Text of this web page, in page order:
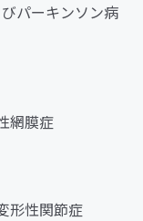
パーキンソン病
網膜症
形性関節症